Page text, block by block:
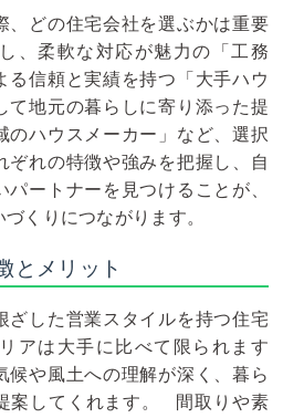
、どの住宅会社を選ぶかは重要
、柔軟な対応が魅力の「工務
る信頼と実績を持つ「大手ハウ
て地元の暮らしに寄り添った提
のハウスメーカー」など、選択
ぞれの特徴や強みを把握し、自
ートナーを見つけることが、
くりにつながります。
とメリット
ざした営業スタイルを持つ住宅
アは大手に比べて限られます
候や風土への理解が深く、暮ら
案してくれます。
間取りや素